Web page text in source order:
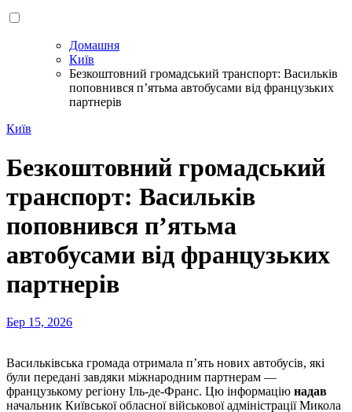
Домашня
Київ
Безкоштовний громадський транспорт: Васильків
поповнився п’ятьма автобусами від французьких
партнерів
Київ
Безкоштовний громадський
транспорт: Васильків
поповнився п’ятьма
автобусами від французьких
партнерів
Бер 15, 2026
Васильківська громада отримала п’ять нових автобусів, які
були передані завдяки міжнародним партнерам —
французькому регіону Іль-де-Франс. Цю інформацію надав
начальник Київської обласної військової адміністраціїМикола